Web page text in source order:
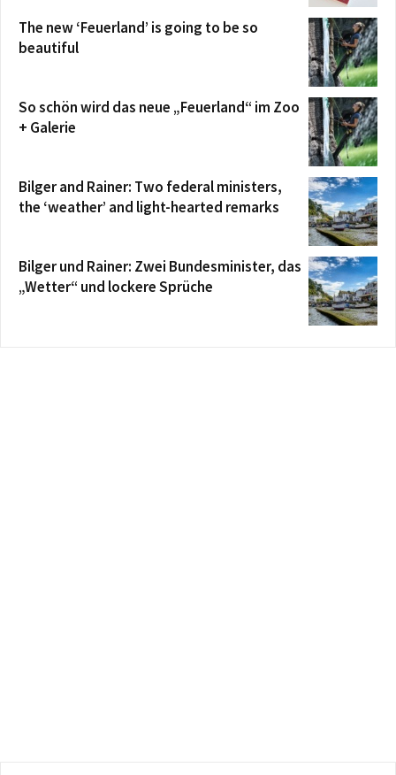
The new ‘Feuerland’ is going to be so
beautiful
So schön wird das neue „Feuerland“ im Zoo
+ Galerie
Bilger and Rainer: Two federal ministers,
the ‘weather’ and light-hearted remarks
Bilger und Rainer: Zwei Bundesminister, das
„Wetter“ und lockere Sprüche